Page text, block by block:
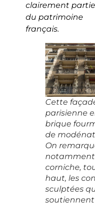
clairement partie
du patrimoine
français.
Cette
parisienne
brique
de
On
corniche,
haut, les
sculptées
soutiennent